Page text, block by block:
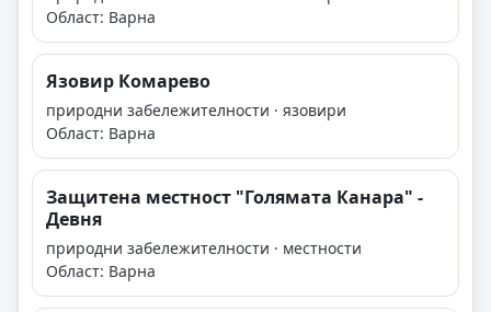
Област: Варна
Язовир Комарево
природни забележителности · язовири
Област: Варна
Защитена местност "Голямата Канара" -
Девня
природни забележителности · местности
Област: Варна